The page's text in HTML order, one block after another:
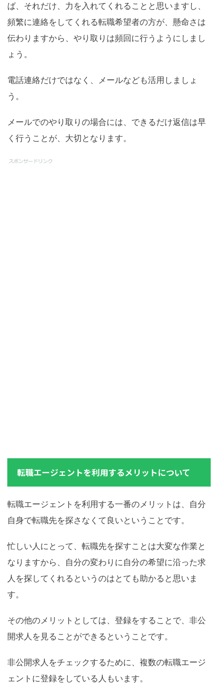
ば、それだけ、力を入れてくれることと思いますし、
頻繁に連絡をしてくれる転職希望者の方が、懸命さは
伝わりますから、やり取りは頻回に行うようにしまし
ょう。
電話連絡だけではなく、メールなども活用しましょ
う。
メールでのやり取りの場合には、できるだけ返信は早
く行うことが、大切となります。
転職エージェントを利用するメリットについて
転職エージェントを利用する一番のメリットは、自分
自身で転職先を探さなくて良いということです。
忙しい人にとって、転職先を探すことは大変な作業と
なりますから、自分の変わりに自分の希望に沿った求
人を探してくれるというのはとても助かると思いま
す。
その他のメリットとしては、登録をすることで、非公
開求人を見ることができるということです。
非公開求人をチェックするために、複数の転職エージ
ェントに登録をしている人もいます。